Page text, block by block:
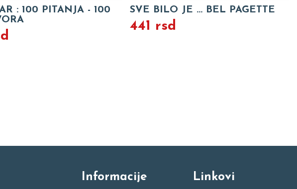
JE ... BEL PAGETTE
60 GODINA MALOG POZORISTA
"DUSKO RADOVIC"
Informacije Linkovi